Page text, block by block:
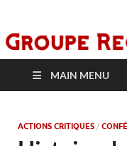
MAIN MENU
ACTIONS CRITIQUES /